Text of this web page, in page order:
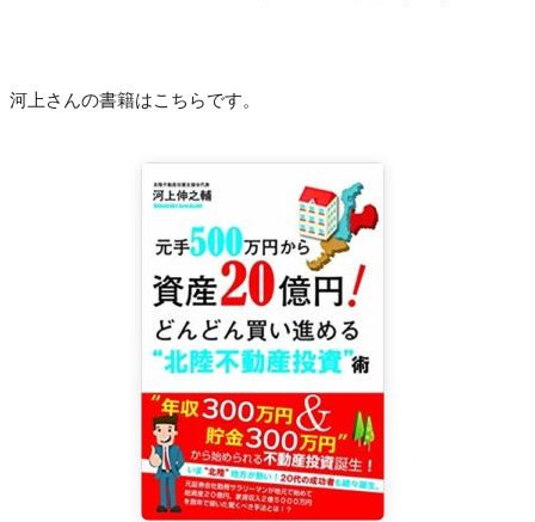
河上さんの書籍はこちらです。